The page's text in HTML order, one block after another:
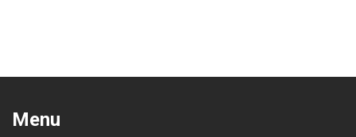
Menu